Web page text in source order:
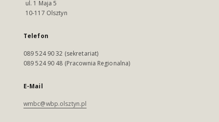
ul. 1 Maja 5
10-117 Olsztyn
Telefon
089 524 90 32 (sekretariat)
089 524 90 48 (Pracownia Regionalna)
E-Mail
wmbc@wbp.olsztyn.pl